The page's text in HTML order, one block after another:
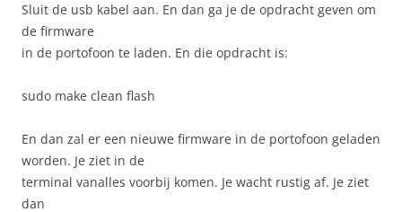
Sluit de usb kabel aan. En dan ga je de opdracht geven om
de firmware
in de portofoon te laden. En die opdracht is:
sudo make clean flash
En dan zal er een nieuwe firmware in de portofoon geladen
worden. Je ziet in de
terminal vanalles voorbij komen. Je wacht rustig af. Je ziet
dan